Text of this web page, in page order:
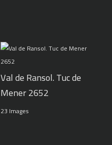
Val de Ransol. Tuc de
Mener 2652
23 Images